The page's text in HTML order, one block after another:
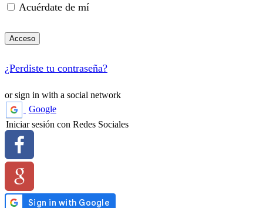
Acuérdate de mí
Acceso
¿Perdiste tu contraseña?
or sign in with a social network
Google
Iniciar sesión con Redes Sociales